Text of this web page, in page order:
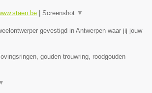
Screenshot ▼
gevestigd in Antwerpen waar jij jouw
gouden trouwring, roodgouden
▼